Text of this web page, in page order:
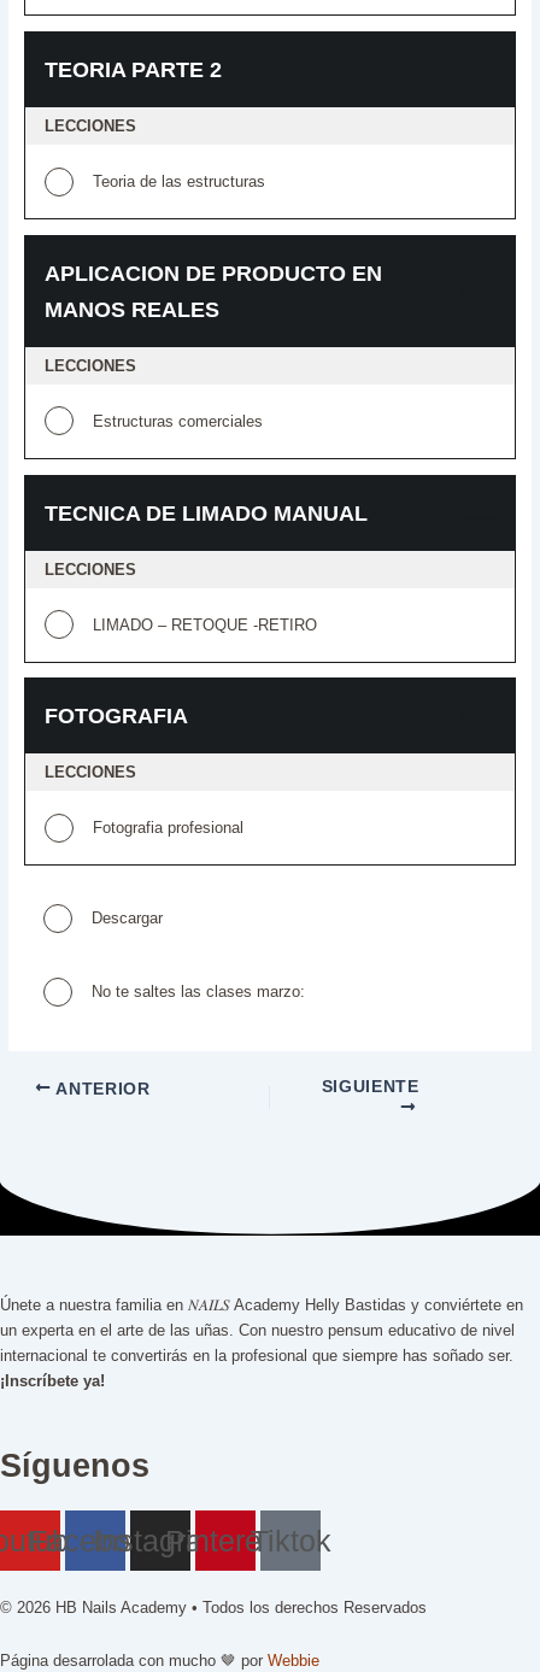
TEORIA PARTE 2
LECCIONES
Teoria de las estructuras
APLICACION DE PRODUCTO EN
MANOS REALES
LECCIONES
Estructuras comerciales
TECNICA DE LIMADO MANUAL
LECCIONES
LIMADO – RETOQUE -RETIRO
FOTOGRAFIA
LECCIONES
Fotografia profesional
Descargar
No te saltes las clases marzo:
ANTERIOR SIGUIENTE
Únete a nuestra familia en 𝑁𝐴𝐼𝐿𝑆 Academy Helly Bastidas y conviértete en
un experta en el arte de las uñas. Con nuestro pensum educativo de nivel
internacional te convertirás en la profesional que siempre has soñado ser.
¡Inscríbete ya!
Síguenos
FacebookInstagramPinterestTiktok
© 2026 HB Nails Academy • Todos los derechos Reservados
Página desarrolada con mucho 🤎 por Webbie